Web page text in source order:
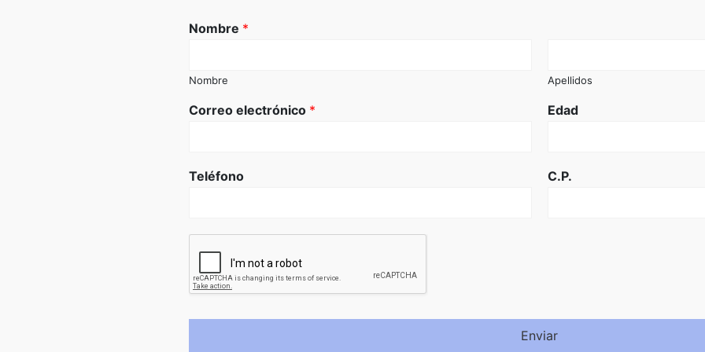
Nombre *
Nombre Apellidos
Correo electrónico * Edad
Teléfono C.P.
Enviar